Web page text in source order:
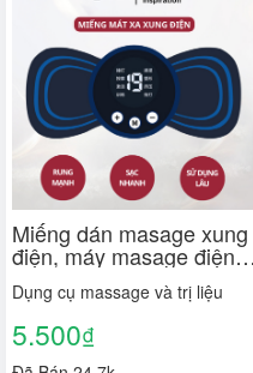
Miếng dán masage xung
điện, máy masage điện
thông minh, chân, cổ,
vai, gáy 10 chế độ rung
masage xoa bóp giảm
đau.
Dụng cụ massage và trị liệu
5.500₫